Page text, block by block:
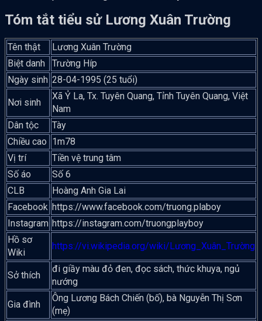
Tóm tắt tiểu sử Lương Xuân Trường
Tên thật
Lương Xuân Trường
Biệt danh
Trường Híp
Ngày sinh 28-04-1995 (25 tuổi)
Nơi sinh
Xã Ỷ La, Tx. Tuyên Quang, Tỉnh Tuyên Quang, Việt
Nam
Dân tộc
Tày
Chiều cao 1m78
Vị trí
Tiền vệ trung tâm
Số áo
Số 6
CLB
Hoàng Anh Gia Lai
Facebook https://www.facebook.com/truong.plaboy
Instagram https://instagram.com/truongplayboy
Hồ sơ
Wiki
https://vi.wikipedia.org/wiki/Lương_Xuân_Trường
Sở thích
đi giầy màu đỏ đen, đọc sách, thức khuya, ngủ
nướng
Gia đình
Ông Lương Bách Chiến (bố), bà Nguyễn Thị Sơn
(mẹ)